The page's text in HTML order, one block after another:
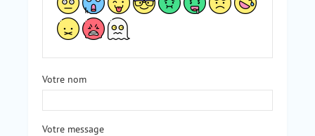
Votre nom
Votre message